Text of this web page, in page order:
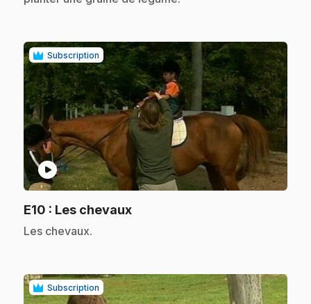
Subscription
play_circle
E10 : Les chevaux.
.Les chevaux.
Subscription